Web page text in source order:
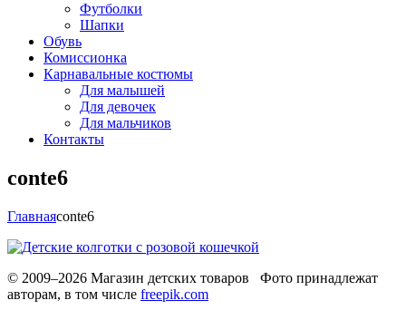
Футболки
Шапки
Обувь
Комиссионка
Карнавальные костюмы
Для малышей
Для девочек
Для мальчиков
Контакты
conte6
Главнаяconte6
© 2009–2026 Магазин детских товаров Фото принадлежат
авторам, в том числе freepik.com